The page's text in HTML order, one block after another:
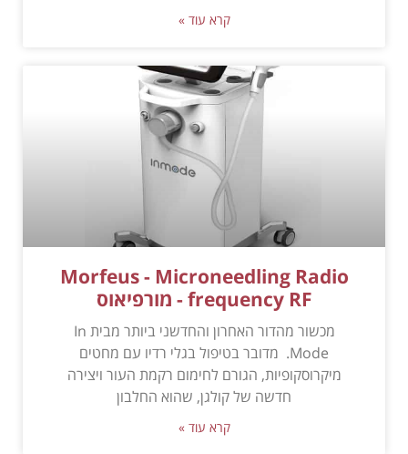
קרא עוד »
Morfeus - Microneedling Radio
frequency RF - מורפיאוס
מכשור מהדור האחרון והחדשני ביותר מבית In
Mode. מדובר בטיפול בגלי רדיו עם מחטים
מיקרוסקופיות, הגורם לחימום רקמת העור ויצירה
חדשה של קולגן, שהוא החלבון
קרא עוד »